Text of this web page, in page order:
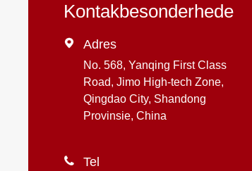
Kontakbesonderhede
 Adres
No. 568, Yanqing First Class
Road, Jimo High-tech Zone,
Qingdao City, Shandong
Provinsie, China
 Tel